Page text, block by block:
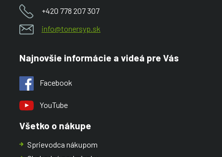
+420 778 207 307
info@tonersyp.sk
Najnovšie informácie a videá pre Vás
Facebook
YouTube
Všetko o nákupe
Sprievodca nákupom